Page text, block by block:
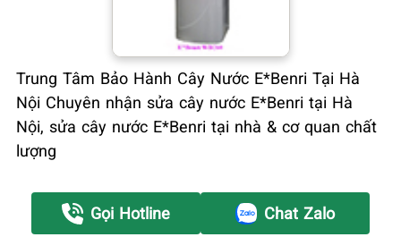
Trung Tâm Bảo Hành Cây Nước E*Benri Tại Hà
Nội Chuyên nhận sửa cây nước E*Benri tại Hà
Nội, sửa cây nước E*Benri tại nhà & cơ quan chất
lượng
Gọi Hotline Chat Zalo